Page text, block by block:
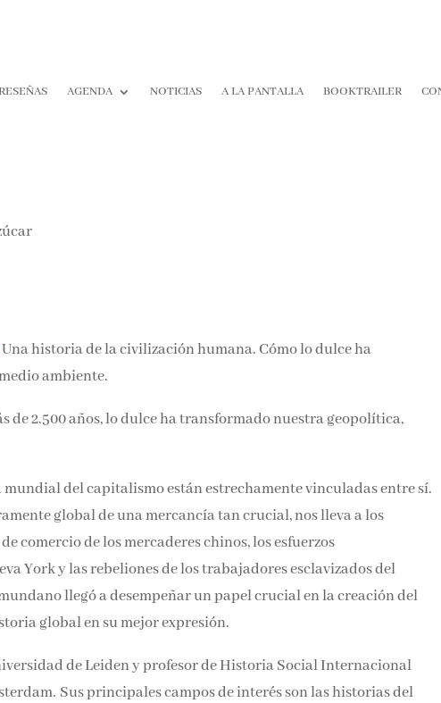
AGENDA NOTICIAS A LA PANTALLA BOOKTRAILER
historia de la civilización humana. Cómo lo dulce ha
ambiente.
de 2.500 años, lo dulce ha transformado nuestra geopolítica,
del capitalismo están estrechamente vinculadas entre
global de una mercancía tan crucial, nos lleva a los
comercio de los mercaderes chinos, los esfuerzos
York y las rebeliones de los trabajadores esclavizados del
llegó a desempeñar un papel crucial en la creación del
global en su mejor expresión.
de Leiden y profesor de Historia Social Internacional
Sus principales campos de interés son las historias del
Nombre*
Email*
Por favor, acepta los
términos y
condiciones de privacidad